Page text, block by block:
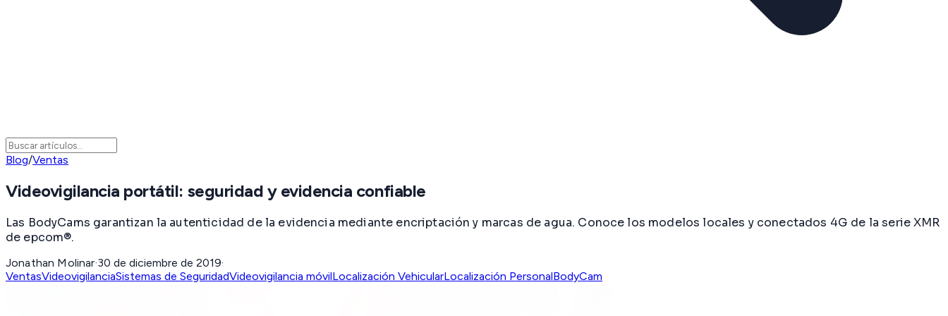
Blog/Ventas
Videovigilancia portátil: seguridad y evidencia confiable
Las BodyCams garantizan la autenticidad de la evidencia mediante encriptación y marcas de agua. Conoce los modelos locales y conectados 4G de la serie XMR
de epcom®.
Jonathan Molinar·30 de diciembre de 2019·
VentasVideovigilanciaSistemas de SeguridadVideovigilancia móvilLocalización VehicularLocalización PersonalBodyCam